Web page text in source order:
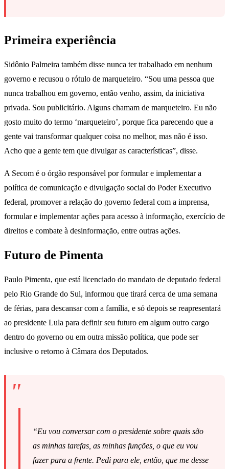
Primeira experiência
Sidônio Palmeira também disse nunca ter trabalhado em nenhum
governo e recusou o rótulo de marqueteiro. “Sou uma pessoa que
nunca trabalhou em governo, então venho, assim, da iniciativa
privada. Sou publicitário. Alguns chamam de marqueteiro. Eu não
gosto muito do termo ‘marqueteiro’, porque fica parecendo que a
gente vai transformar qualquer coisa no melhor, mas não é isso.
Acho que a gente tem que divulgar as características”, disse.
A Secom é o órgão responsável por formular e implementar a
política de comunicação e divulgação social do Poder Executivo
federal, promover a relação do governo federal com a imprensa,
formular e implementar ações para acesso à informação, exercício de
direitos e combate à desinformação, entre outras ações.
Futuro de Pimenta
Paulo Pimenta, que está licenciado do mandato de deputado federal
pelo Rio Grande do Sul, informou que tirará cerca de uma semana
de férias, para descansar com a família, e só depois se reapresentará
ao presidente Lula para definir seu futuro em algum outro cargo
dentro do governo ou em outra missão política, que pode ser
inclusive o retorno à Câmara dos Deputados.
“Eu vou conversar com o presidente sobre quais são
as minhas tarefas, as minhas funções, o que eu vou
fazer para a frente. Pedi para ele, então, que me desse